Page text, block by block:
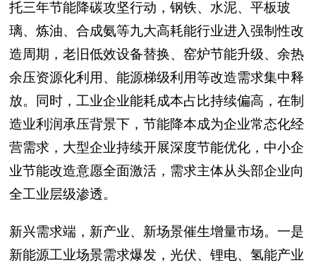
托三年节能降碳攻坚行动，钢铁、水泥、平板玻
璃、炼油、合成氨等九大高耗能行业进入强制性改
造周期，老旧低效设备替换、窑炉节能升级、余热
余压资源化利用、能源梯级利用等改造需求集中释
放。同时，工业企业能耗成本占比持续偏高，在制
造业利润承压背景下，节能降本成为企业常态化经
营需求，大型企业持续开展深度节能优化，中小企
业节能改造意愿全面激活，需求主体从头部企业向
全工业层级渗透。
新兴需求端，新产业、新场景催生增量市场。一是
新能源工业场景需求爆发，光伏、锂电、氢能产业